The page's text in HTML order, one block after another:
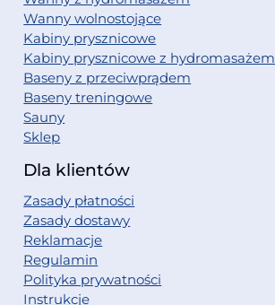
Wanny wolnostojące
Kabiny prysznicowe
Kabiny prysznicowe z hydromasażem
Baseny z przeciwprądem
Baseny treningowe
Sauny
Sklep
Dla klientów
Zasady płatności
Zasady dostawy
Reklamacje
Regulamin
Polityka prywatności
Instrukcje